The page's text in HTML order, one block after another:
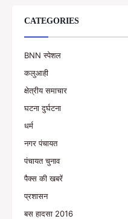
CATEGORIES
BNN स्पेशल
कलुआही
क्षेत्रीय समाचार
घटना दुर्घटना
धर्म
नगर पंचायत
पंचायत चुनाव
पैक्स की खबरें
प्रशासन
बस हादसा 2016